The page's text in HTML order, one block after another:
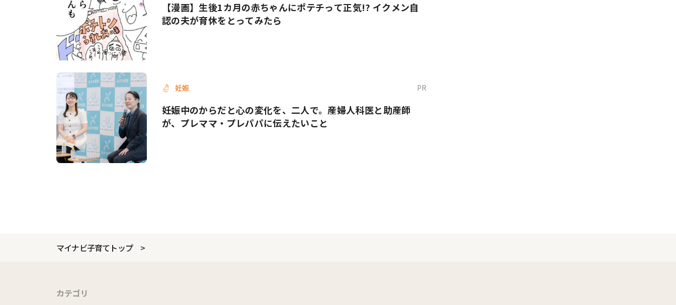
【漫画】生後1カ月の赤ちゃんにポテチって正気!? イクメン自
認の夫が育休をとってみたら
妊娠 PR
妊娠中のからだと心の変化を、二人で。産婦人科医と助産師
が、プレママ・プレパパに伝えたいこと
マイナビ子育てトップ
カテゴリ